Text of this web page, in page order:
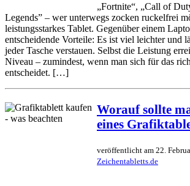
„Fortnite“, „Call of
Legends” – wer unterwegs zocken ruckelfrei
leistungsstarkes Tablet. Gegenüber einem
entscheidende Vorteile: Es ist viel leichter und
jeder Tasche verstauen. Selbst die Leistung
Niveau – zumindest, wenn man sich für das
entscheidet. […]
Worauf sollte
eines
veröffentlicht am 22.
Zeichentabletts.de